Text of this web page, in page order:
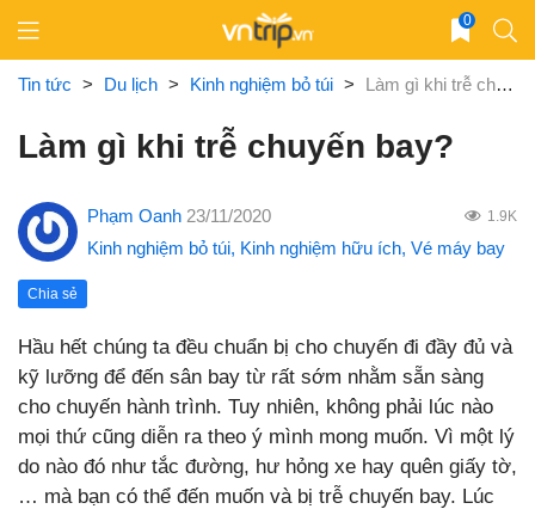
content
0
Tin tức > Du lịch > Kinh nghiệm bỏ túi > Làm gì khi trễ chuyến bay?
Làm gì khi trễ chuyến bay?
Phạm Oanh 23/11/2020 1.9K
Kinh nghiệm bỏ túi, Kinh nghiệm hữu ích, Vé máy bay
Chia sẻ
Hầu hết chúng ta đều chuẩn bị cho chuyến đi đầy đủ và
kỹ lưỡng để đến sân bay từ rất sớm nhằm sẵn sàng
cho chuyến hành trình. Tuy nhiên, không phải lúc nào
mọi thứ cũng diễn ra theo ý mình mong muốn. Vì một lý
do nào đó như tắc đường, hư hỏng xe hay quên giấy tờ,
… mà bạn có thể đến muốn và bị trễ chuyến bay. Lúc